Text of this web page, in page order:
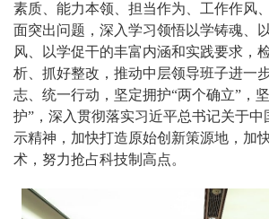
素质、能力本领、担当作为、工作作风
面突出问题，深入学习领悟以学铸魂、
风、以学促干的丰富内涵和实践要求，
析、抓好整改，推动中层领导班子进一
志、统一行动，坚定拥护“两个确立”，
护”，深入贯彻落实习近平总书记关于中
示精神，加快打造原始创新策源地，加
术，努力抢占科技制高点。